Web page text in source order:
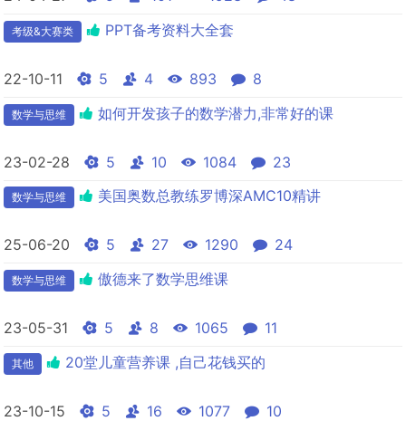
考级&大赛类 PPT备考资料大全套
22-10-11 5 4 893 8
数学与思维 如何开发孩子的数学潜力,非常好的课
23-02-28 5 10 1084 23
数学与思维 美国奥数总教练罗博深AMC10精讲
25-06-20 5 27 1290 24
数学与思维 傲德来了数学思维课
23-05-31 5 8 1065 11
其他 20堂儿童营养课 ,自己花钱买的
23-10-15 5 16 1077 10